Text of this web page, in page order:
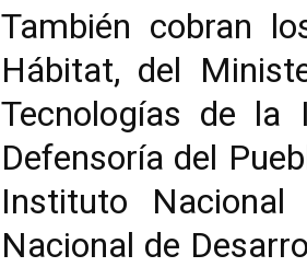
También cobran
Hábitat, del
Tecnologías de la
Defensoría del
Instituto
Nacional de